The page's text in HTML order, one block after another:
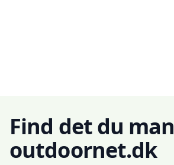
Find det du
outdoornet.dk